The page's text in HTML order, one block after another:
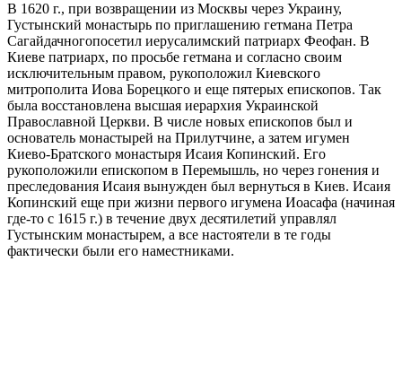
В 1620 г., при возвращении из Москвы через Украину,
Густынский монастырь по приглашению гетмана Петра
Сагайдачногопосетил иерусалимский патриарх Феофан. В
Киеве патриарх, по просьбе гетмана и согласно своим
исключительным правом, рукоположил Киевского
митрополита Иова Борецкого и еще пятерых епископов. Так
была восстановлена высшая иерархия Украинской
Православной Церкви. В числе новых епископов был и
основатель монастырей на Прилутчине, а затем игумен
Киево-Братского монастыря Исаия Копинский. Его
рукоположили епископом в Перемышль, но через гонения и
преследования Исаия вынужден был вернуться в Киев. Исаия
Копинский еще при жизни первого игумена Иоасафа (начиная
где-то с 1615 г.) в течение двух десятилетий управлял
Густынским монастырем, а все настоятели в те годы
фактически были его наместниками.